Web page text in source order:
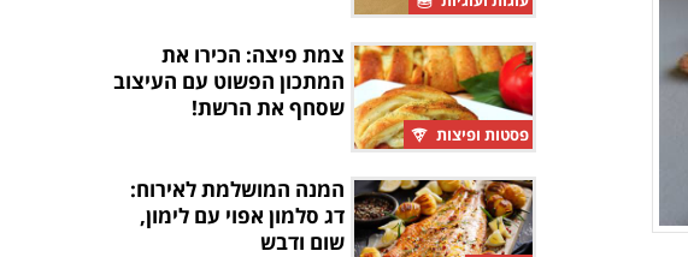
פסטות ופיצות
צמת פיצה: הכירו את
המתכון הפשוט עם העיצוב
שסחף את הרשת!
המנה המושלמת לאירוח:
דג סלמון אפוי עם לימון,
שום ודבש